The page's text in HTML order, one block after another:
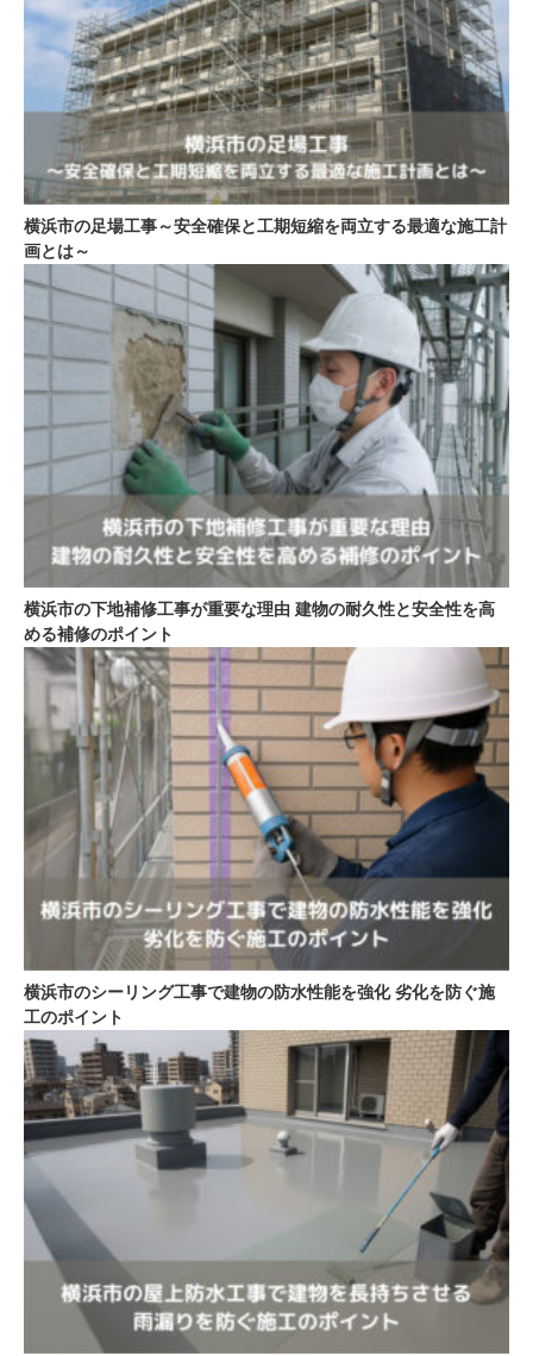
横浜市の足場工事～安全確保と工期短縮を両立する最適な施工計
画とは～
横浜市の下地補修工事が重要な理由 建物の耐久性と安全性を高
める補修のポイント
横浜市のシーリング工事で建物の防水性能を強化 劣化を防ぐ施
工のポイント